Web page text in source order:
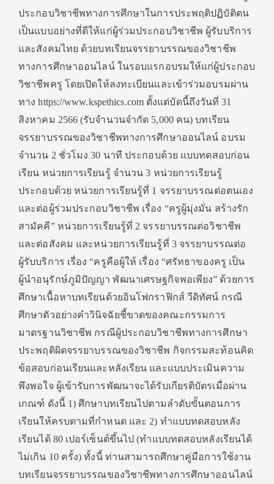
ประกอบวิชาชีพทางการศึกษาในการประพฤติปฏิบัติตน
เป็นแบบอย่างที่ดีให้แก่ผู้ร่วมประกอบวิชาชีพ ผู้รับบริการ
และสังคมไทย ด้วยบทเรียนจรรยาบรรณของวิชาชีพ
ทางการศึกษาออนไลน์ ในรอบแรกอบรมให้แก่ผู้ประกอบ
วิชาชีพครู โดยเปิดให้ลงทะเบียนและเข้าร่วมอบรมผ่าน
ทาง https://www.kspethics.com ตั้งแต่บัดนี้ถึงวันที่ 31
สิงหาคม 2566 (รับจำนวนจำกัด 5,000 คน) บทเรียน
จรรยาบรรณของวิชาชีพทางการศึกษาออนไลน์ อบรม
จำนวน 2 ชั่วโมง 30 นาที ประกอบด้วย แบบทดสอบก่อน
เรียน หน่วยการเรียนรู้ จำนวน 3 หน่วยการเรียนรู้
ประกอบด้วย หน่วยการเรียนรู้ที่ 1 จรรยาบรรณต่อตนเอง
และต่อผู้ร่วมประกอบวิชาชีพ เรื่อง “ครูผู้มุ่งมั่น สร้างรัก
สามัคคี” หน่วยการเรียนรู้ที่ 2 จรรยาบรรณต่อวิชาชีพ
และต่อสังคม และหน่วยการเรียนรู้ที่ 3 จรรยาบรรณต่อ
ผู้รับบริการ เรื่อง “ครูคือผู้ให้ เรื่อง “ศรัทธาของครู เป็น
ผู้นำอนุรักษ์ภูมิปัญญา พัฒนาเศรษฐกิจพอเพียง” ด้วยการ
ศึกษาเนื้อหาบทเรียนด้วยอินโฟกราฟิกส์ วีดิทัศน์ กรณี
ศึกษาตัวอย่างคำวินิจฉัยชี้ขาดของคณะกรรมการ
มาตรฐานวิชาชีพ กรณีผู้ประกอบวิชาชีพทางการศึกษา
ประพฤติผิดจรรยาบรรณของวิชาชีพ กิจกรรมสะท้อนคิด
ข้อสอบก่อนเรียนและหลังเรียน และแบบประเมินความ
พึงพอใจ ผู้เข้ารับการพัฒนาจะได้รับเกียรติบัตรเมื่อผ่าน
เกณฑ์ ดังนี้ 1) ศึกษาบทเรียนไปตามลำดับขั้นตอนการ
เรียนให้ครบตามที่กำหนด และ 2) ทำแบบทดสอบหลัง
เรียนได้ 80 เปอร์เซ็นต์ขึ้นไป (ทำแบบทดสอบหลังเรียนได้
ไม่เกิน 10 ครั้ง) ทั้งนี้ ท่านสามารถศึกษาคู่มือการใช้งาน
บทเรียนจรรยาบรรณของวิชาชีพทางการศึกษาออนไลน์